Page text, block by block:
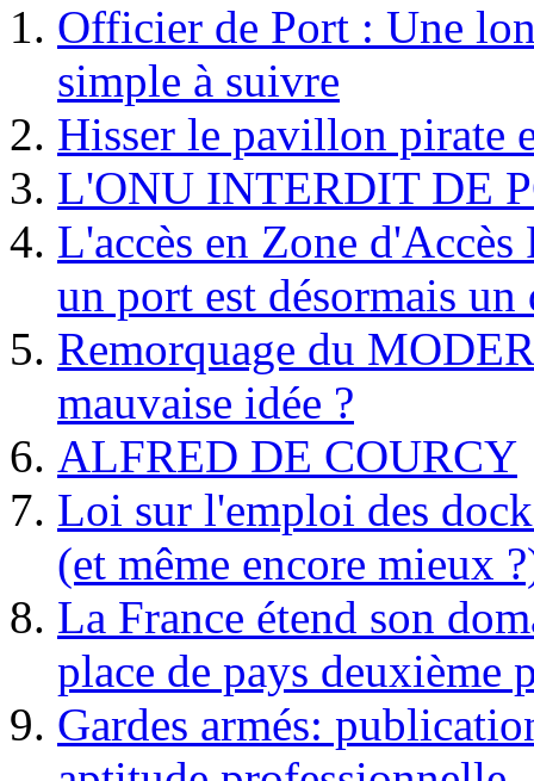
Officier de Port : Une
simple à suivre
Hisser le pavillon pirate
L'ONU INTERDIT DE
L'accès en Zone
un port est désormais un
Remorquage du
mauvaise idée ?
ALFRED DE COURCY
Loi sur l'emploi des
(et même encore mieux
La France étend son
place de pays deuxième
Gardes armés: